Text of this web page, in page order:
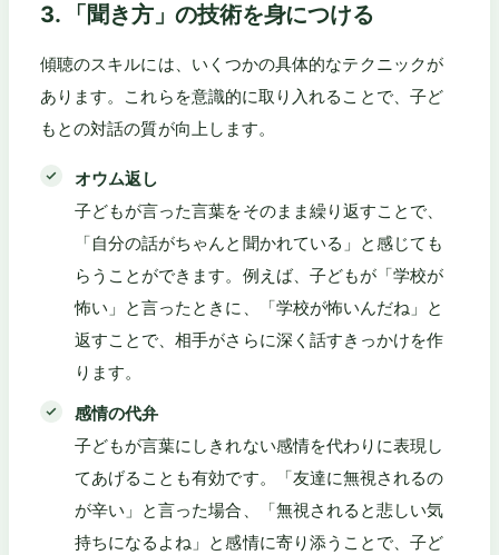
3. 「聞き方」の技術を身につける
傾聴のスキルには、いくつかの具体的なテクニックが
あります。これらを意識的に取り入れることで、子ど
もとの対話の質が向上します。
オウム返し
子どもが言った言葉をそのまま繰り返すことで、
「自分の話がちゃんと聞かれている」と感じても
らうことができます。例えば、子どもが「学校が
怖い」と言ったときに、「学校が怖いんだね」と
返すことで、相手がさらに深く話すきっかけを作
ります。
感情の代弁
子どもが言葉にしきれない感情を代わりに表現し
てあげることも有効です。「友達に無視されるの
が辛い」と言った場合、「無視されると悲しい気
持ちになるよね」と感情に寄り添うことで、子ど